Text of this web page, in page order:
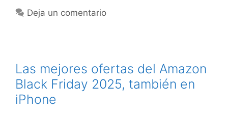
Deja un comentario
Las mejores ofertas del Amazon
Black Friday 2025, también en
iPhone